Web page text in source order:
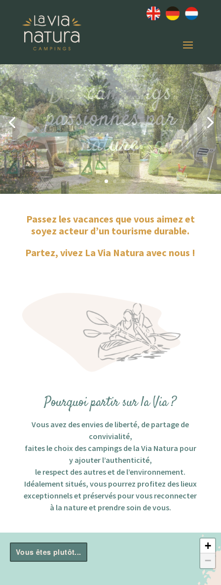
Passez les vacances que vous aimez et
soyez acteur d’un tourisme durable.
Partez, vivez La Via Natura avec nous !
Pourquoi partir sur la Via ?
Vous avez des envies de liberté, de partage de
convivialité,
faites le choix des campings de la Via Natura pour
y ajouter l’authenticité,
le respect des autres et de l’environnement.
Idéalement situés, vous pourrez profitez des lieux
exceptionnels et préservés pour vous reconnecter
à la nature et prendre soin de vous.
+
−